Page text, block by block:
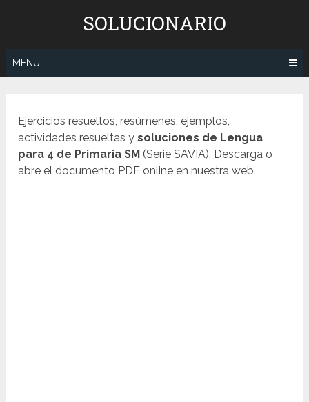
SOLUCIONARIO
MENÚ
Ejercicios resueltos, resúmenes, ejemplos,
actividades resueltas ysoluciones de Lengua
para 4 de Primaria SM (Serie SAVIA). Descarga o
abre el documento PDF online en nuestra web.